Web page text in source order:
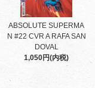
ABSOLUTE SUPERMA
N #22 CVR A RAFA SAN
DOVAL
1,050円(内税)